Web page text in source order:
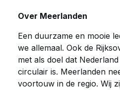
Over Meerlanden
Een duurzame en mooie
we allemaal. Ook de
met als doel dat
circulair is. Meerlanden
voortouw in de regio. Wij